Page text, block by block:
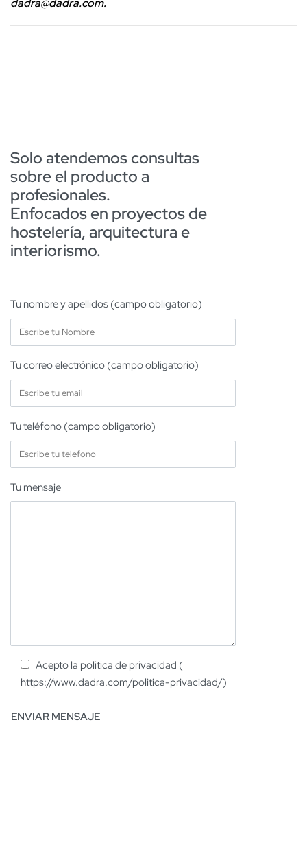
dadra@dadra.com.
Solo atendemos consultas
sobre el producto a
profesionales.
Enfocados en proyectos de
hostelería, arquitectura e
interiorismo.
Tu nombre y apellidos (campo obligatorio)
Tu correo electrónico (campo obligatorio)
Tu teléfono (campo obligatorio)
Tu mensaje
Acepto la politica de privacidad (
https://www.dadra.com/politica-privacidad/)